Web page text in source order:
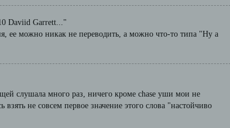
Daviid Garrett..."
ее можно никак не переводить, а можно что-то типа "Ну а
слушала много раз, ничего кроме chase уши мои не
не совсем первое значение этого слова "настойчиво